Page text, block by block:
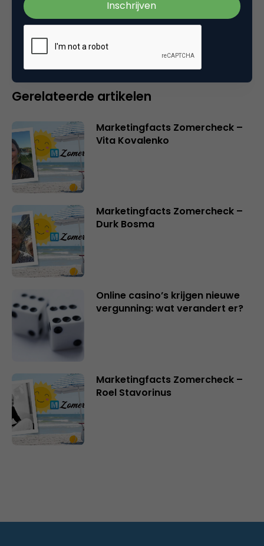
Je moetingelogd zijn opom een reactie te
Gerelateerde artikelen
Marketingfacts Zomercheck –
Vita Kovalenko
Marketingfacts Zomercheck –
Durk Bosma
Online casino’s krijgen nieuwe
vergunning: wat verandert er?
Marketingfacts Zomercheck –
Roel Stavorinus